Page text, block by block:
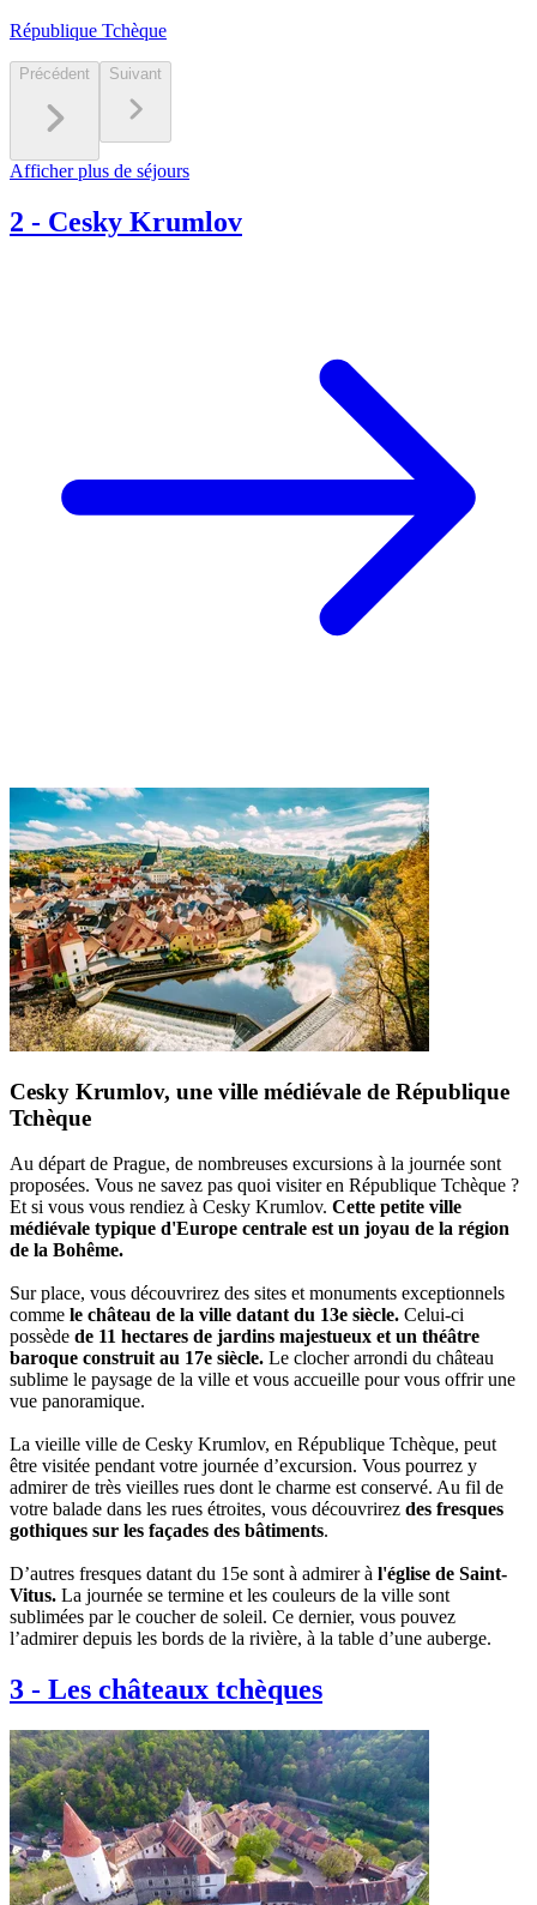
République Tchèque
Précédent Suivant
Afficher plus de séjours
2 - Cesky Krumlov
Cesky Krumlov, une ville médiévale de République
Tchèque
Au départ de Prague, de nombreuses excursions à la journée sont
proposées. Vous ne savez pas quoi visiter en République Tchèque ?
Et si vous vous rendiez à Cesky Krumlov. Cette petite ville
médiévale typique d'Europe centrale est un joyau de la région
de la Bohême.
Sur place, vous découvrirez des sites et monuments exceptionnels
comme le château de la ville datant du 13e siècle. Celui-ci
possède de 11 hectares de jardins majestueux et un théâtre
baroque construit au 17e siècle. Le clocher arrondi du château
sublime le paysage de la ville et vous accueille pour vous offrir une
vue panoramique.
La vieille ville de Cesky Krumlov, en République Tchèque, peut
être visitée pendant votre journée d’excursion. Vous pourrez y
admirer de très vieilles rues dont le charme est conservé. Au fil de
votre balade dans les rues étroites, vous découvrirez des fresques
gothiques sur les façades des bâtiments.
D’autres fresques datant du 15e sont à admirer à l'église de Saint-
Vitus. La journée se termine et les couleurs de la ville sont
sublimées par le coucher de soleil. Ce dernier, vous pouvez
l’admirer depuis les bords de la rivière, à la table d’une auberge.
3 - Les châteaux tchèques